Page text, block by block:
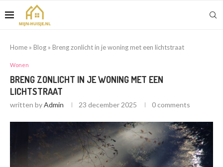
Home » Blog » Breng zonlicht in je woning met een lichtstraat
Wonen
BRENG ZONLICHT IN JE WONING MET EEN
LICHTSTRAAT
written byAdmin 23 december 2025 0 comments